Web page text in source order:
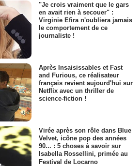
"Je crois vraiment que le gars
en avait rien à secouer" :
Virginie Efira n'oubliera jamais
le comportement de ce
journaliste !
Après Insaisissables et Fast
and Furious, ce réalisateur
français revient aujourd'hui sur
Netflix avec un thriller de
science-fiction !
Virée après son rôle dans Blue
Velvet, icône pop des années
90... : 5 choses à savoir sur
Isabella Rossellini, primée au
Festival de Locarno